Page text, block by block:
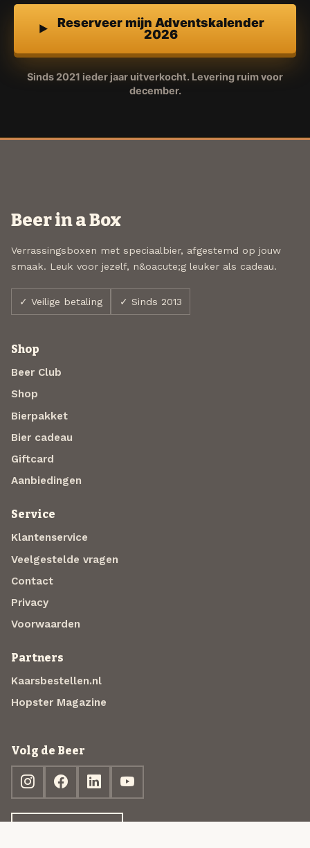
Reserveer mijn Adventskalender
2026
Sinds 2021 ieder jaar uitverkocht. Levering ruim voor
december.
Beer in a Box
Verrassingsboxen met speciaalbier, afgestemd op jouw
smaak. Leuk voor jezelf, n&oacute;g leuker als cadeau.
✓ Veilige betaling ✓ Sinds 2013
Shop
Beer Club
Shop
Bierpakket
Bier cadeau
Giftcard
Aanbiedingen
Service
Klantenservice
Veelgestelde vragen
Contact
Privacy
Voorwaarden
Partners
Kaarsbestellen.nl
Hopster Magazine
Volg de Beer